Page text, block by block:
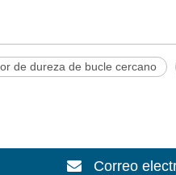
de dureza de bucle cercano
 Correo